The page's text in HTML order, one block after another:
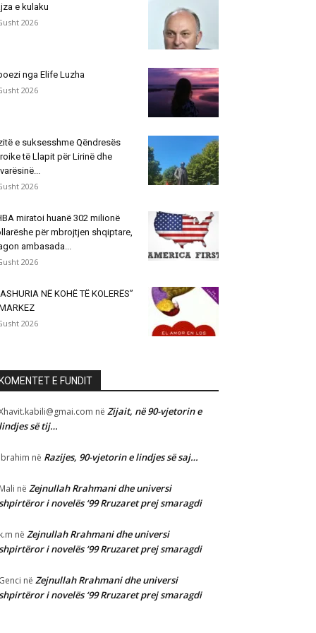
e kulaku
2026
nga Elife Luzha
2026
e suksesshme Qëndresës
të Llapit për Lirinë dhe
2026
miratoi huanë 302 milionë
për mbrojtjen shqiptare,
ambasada...
2026
NË KOHË TË KOLERËS”
2026
KOMENTET E FUNDIT
në Zijait, në 90-vjetorin e
lindjes së tij…
Ibrahim në Razijes, 90-vjetorin e lindjes së saj…
Mali në Zejnullah Rrahmani dhe universi
i novelës ‘99 Rruzaret prej smaragdi
k.m në Zejnullah Rrahmani dhe universi
i novelës ‘99 Rruzaret prej smaragdi
Genci në Zejnullah Rrahmani dhe universi
i novelës ‘99 Rruzaret prej smaragdi